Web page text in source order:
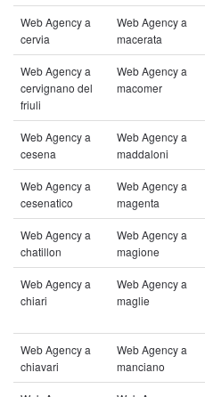
Web Agency a
cervia
Web Agency a
macerata
Web Agency a
cervignano del
friuli
Web Agency a
macomer
Web Agency a
cesena
Web Agency a
maddaloni
Web Agency a
cesenatico
Web Agency a
magenta
Web Agency a
chatillon
Web Agency a
magione
Web Agency a
chiari
Web Agency a
maglie
Web Agency a
chiavari
Web Agency a
manciano